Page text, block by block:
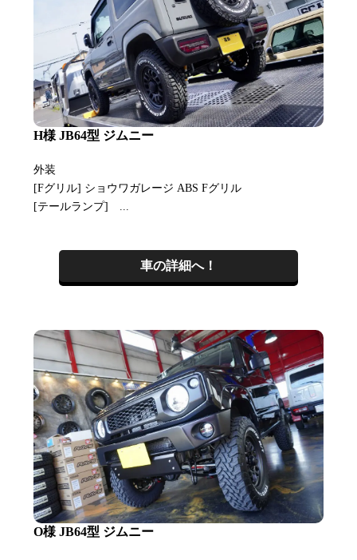
H様 JB64型 ジムニー
外装
[Fグリル] ショウワガレージ ABS Fグリル
[テールランプ] ...
車の詳細へ！
O様 JB64型 ジムニー